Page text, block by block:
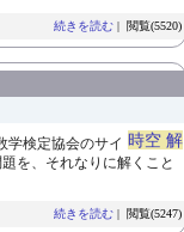
続きを読む | 閲覧(5520)
時空 解
学検定協会のサイ
、それなりに解くこと
続きを読む | 閲覧(5247)